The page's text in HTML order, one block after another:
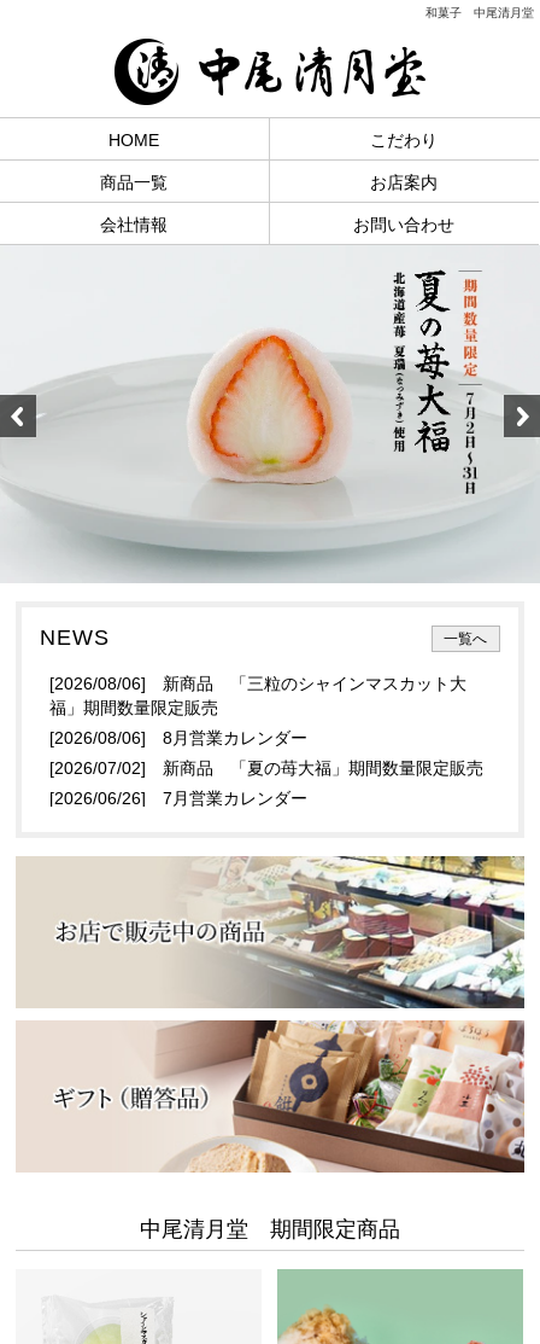
和菓子 中尾清月堂
HOME こだわり
商品一覧 お店案内
会社情報 お問い合わせ
NEWS 一覧へ
中尾清月堂 期間限定商品